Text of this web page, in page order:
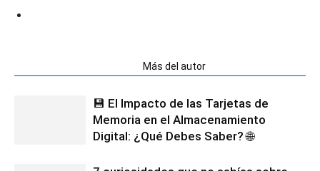
Más del autor
💾 El Impacto de las Tarjetas de
Memoria en el Almacenamiento
Digital: ¿Qué Debes Saber? 🌐